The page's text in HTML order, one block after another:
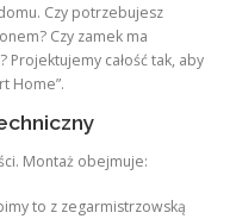
Czy potrzebujesz
Czy zamek ma
całość tak, aby
Home”.
Montaż obejmuje:
to z zegarmistrzowską